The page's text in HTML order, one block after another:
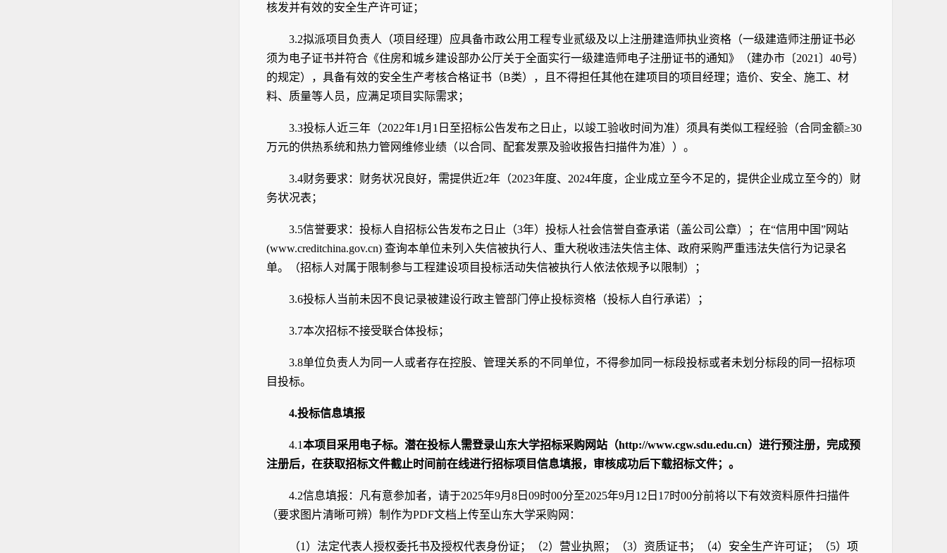
核发并有效的安全生产许可证；
3.2拟派项目负责人（项目经理）应具备市政公用工程专业贰级及以上注册建造师执业资格（一级建造师注册证书必
须为电子证书并符合《住房和城乡建设部办公厅关于全面实行一级建造师电子注册证书的通知》（建办市〔2021〕40号）
的规定），具备有效的安全生产考核合格证书（B类）
，且不得担任其他在建项目的项目经理 ； 造价、安全、施工、材
料、质量等人员，应满足项目实际需求；
3.3投标人近三年（2022年1月1日至招标公告发布之日止，以竣工验收时间为准）须具有类似工程经验（合同金额≥30
万元的供热系统和热力管网维修业绩（以合同、配套发票及验收报告扫描件为准））。
3.4财务要求：财务状况良好，需提供近2年（2023年度、2024年度，企业成立至今不足的，提供企业成立至今的）财
务状况表；
3.5信誉要求： 投标人自招标公告发布之日 止（3年）投标人社会信誉自查承诺（盖公司公章）； 在“信用中国”网站
(www.creditchina.gov.cn) 查询本单位未列入失信被执行人、重大税收违法失信主体、政府采购严重违法失信行为记录名
单。（招标人对属于限制参与工程建设项目投标活动失信被执行人依法依规予以限制）；
3.6投标人当前未因不良记录被建设行政主管部门停止投标资格（投标人自行承诺）；
3.7本次招标不接受联合体投标；
3.8单位负责人为同一人或者存在控股、管理关系的不同单位，不得参加同一标段投标或者未划分标段的同一招标项
目投标。
4.投标信息填报
4.1本项目采用电子标。潜在投标人需登录山东大学招标采购网站（http://www.cgw.sdu.edu.cn）进行预注册，完成预
注册后，在获取招标文件截止时间前在线进行招标项目信息填报，审核成功后下载招标文件；。
4.2信息填报：凡有意参加者，请于2025年9月8日09时00分至2025年9月12日17时00分前将以下有效资料原件扫描件
（要求图片清晰可辨）制作为PDF文档上传至山东大学采购网 ：
（1）法定代表人授权委托书及授权代表身份证；（2）营业执照；（3）资质证书；（4）安全生产许可证；（5）项